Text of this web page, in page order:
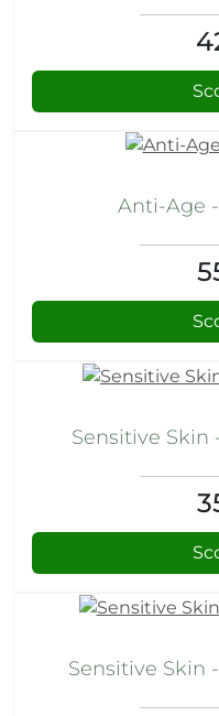
Anti-Age
Sensitive Skin
Sensitive Skin